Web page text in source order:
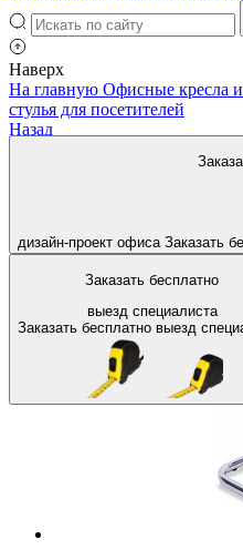
Наверх
дизайн-проект офиса Заказать
Заказать бесплатно
выезд специалиста
Заказать бесплатно выезд
На главную Офисные кресла и
стулья для посетителей
Назад